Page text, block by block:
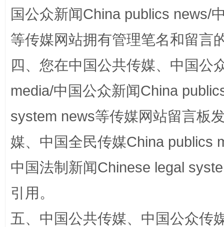
站台名比不上好声名
漫山遍野的桃花与雪山、麦地、白藏房
国公众新闻China publics news/
等传媒网站拥有管理笔名和留言
四、您在中国公共传媒、中国公
media/中国公众新闻China
system news等传媒网站留言板
媒、中国全民传媒China publics
中国法制新闻Chinese legal
引用。
五、中国公共传媒、中国公众传